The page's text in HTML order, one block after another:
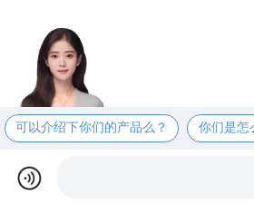
可以介绍下你们的产品么？ 你们是怎